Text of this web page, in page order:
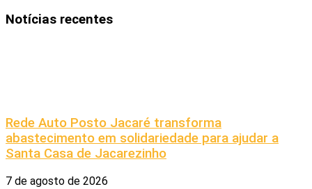
Notícias recentes
Rede Auto Posto Jacaré transforma
abastecimento em solidariedade para ajudar a
Santa Casa de Jacarezinho
7 de agosto de 2026